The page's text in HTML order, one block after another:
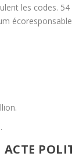
les codes. 54